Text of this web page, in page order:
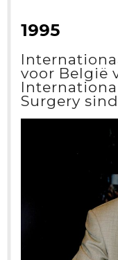
1995
voor België
Surgery